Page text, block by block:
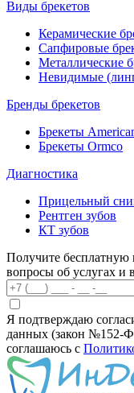
Виды брекетов
Керамические
Сапфировые
Металлические
Невидимые
Бренды брекетов
Брекеты
Брекеты Ormco
Диагностика
Прицельный
Рентген зубов
КТ зубов
Получите бесплатную
вопросы об услугах и
Я подтверждаю
данных (закон №152-
соглашаюсь с